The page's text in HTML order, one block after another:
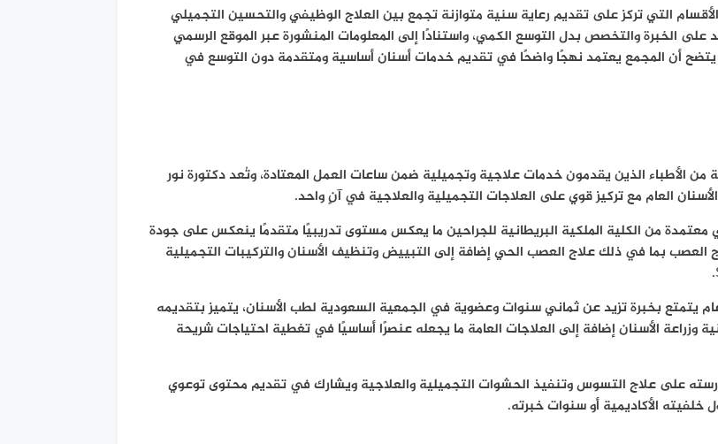
التي تركز على تقديم رعاية سنية متوازنة تجمع بين العلاج الوظيفي والتحسين التجميلي
الخبرة والتخصص بدل التوسع الكمي، واستنادًا إلى المعلومات المنشورة عبر الموقع الرسمي
يتضح أن المجمع يعتمد نهجًا واضحًا في تقديم خدمات أسنان أساسية ومتقدمة دون التوسع في
الأطباء الذين يقدمون خدمات علاجية وتجميلية ضمن ساعات العمل المعتادة، وتُعد دكتورة نور
العام مع تركيز قوي على العلاجات التجميلية والعلاجية في آنٍ واحد.
من الكلية الملكية البريطانية للجراحين ما يعكس مستوى تدريبيًا متقدمًا ينعكس على جودة
بما في ذلك علاج العصب الحي إضافة إلى التبييض وتنظيف الأسنان والتركيبات التجميلية
يتمتع بخبرة تزيد عن ثماني سنوات وعضوية في الجمعية السعودية لطب الأسنان، يتميز بتقديمه
وزراعة الأسنان إضافة إلى العلاجات العامة ما يجعله عنصرًا أساسيًا في تغطية احتياجات شريحة
على علاج التسوس وتنفيذ الحشوات التجميلية والعلاجية ويشارك في تقديم محتوى توعوي
الأكاديمية أو سنوات خبرته.